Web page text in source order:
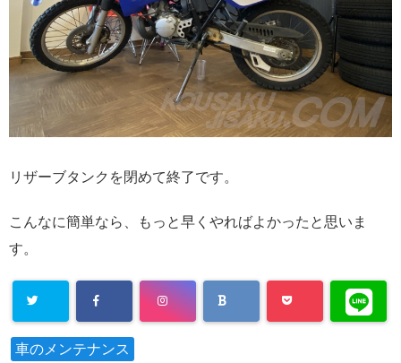
リザーブタンクを閉めて終了です。
こんなに簡単なら、もっと早くやればよかったと思いま
す。
車のメンテナンス